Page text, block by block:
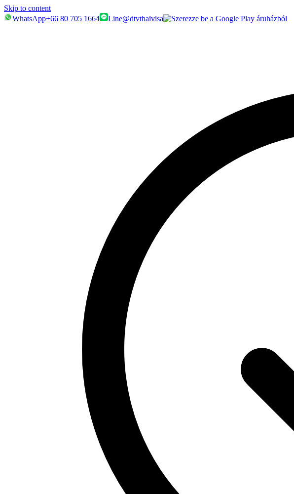
Skip to content
WhatsApp+66 80 705 1664 Line@dtvthaivisa